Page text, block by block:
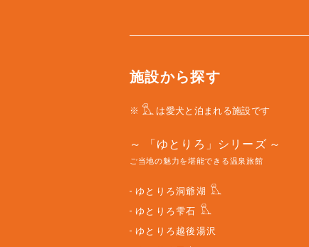
施設から探す
※ は愛犬と泊まれる施設です
「ゆとりろ」シリーズ
ご当地の魅力を堪能できる温泉旅館
ゆとりろ洞爺湖
ゆとりろ雫石
ゆとりろ越後湯沢